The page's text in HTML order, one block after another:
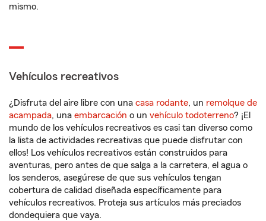
mismo.
Vehículos recreativos
¿Disfruta del aire libre con una casa rodante, un remolque de
acampada, una embarcación o un vehículo todoterreno? ¡El
mundo de los vehículos recreativos es casi tan diverso como
la lista de actividades recreativas que puede disfrutar con
ellos! Los vehículos recreativos están construidos para
aventuras, pero antes de que salga a la carretera, el agua o
los senderos, asegúrese de que sus vehículos tengan
cobertura de calidad diseñada específicamente para
vehículos recreativos. Proteja sus artículos más preciados
dondequiera que vaya.